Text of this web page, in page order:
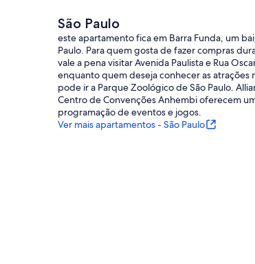
São Paulo
este apartamento fica em Barra Funda, um
Paulo. Para quem gosta de fazer compras
vale a pena visitar Avenida Paulista e Rua
enquanto quem deseja conhecer as atrações
pode ir a Parque Zoológico de São Paulo.
Centro de Convenções Anhembi oferecem
programação de eventos e jogos.
Ver mais apartamentos - São Paulo